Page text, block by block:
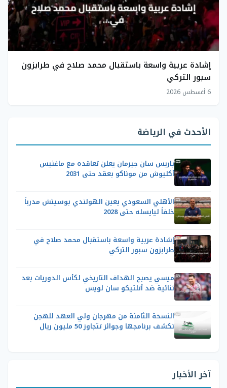
إشادة عربية واسعة باستقبال محمد صلاح في طرابزون
سبور التركي
6 أغسطس 2026
الأحدث في الرياضة
باريس سان جيرمان يعلن تعاقده مع ماغنيس
أكليوش من موناكو بعقد حتى 2031
الأهلي السعودي يعين الهولندي بوسيتش مدرباً
خلفاً ليايسله حتى 2028
إشادة عربية واسعة باستقبال محمد صلاح في
طرابزون سبور التركي
ميسي يصبح الهداف التاريخي لكأس الدوريات بعد
ثنائية ضد أتلتيكو سان لويس
النسخة الثامنة من مهرجان ولي العهد للهجن
تكشف برنامجها وجوائز تتجاوز 50 مليون ريال
آخر الأخبار